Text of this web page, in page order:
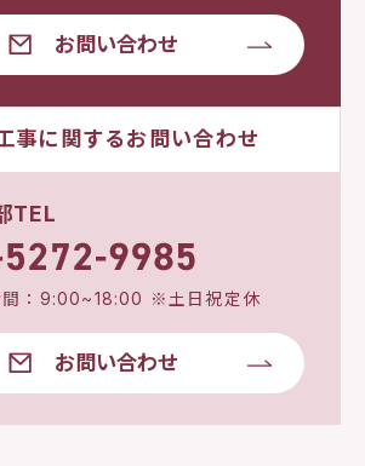
お問い合わせ
事に関するお問い合わせ
TEL
間：9:00~18:00 ※土日祝定休
お問い合わせ